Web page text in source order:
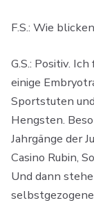
F.S.: Wie
G.S.: Positiv.
einige
Sportstuten
Hengsten.
Jahrgänge der
Casino Rubin,
Und dann